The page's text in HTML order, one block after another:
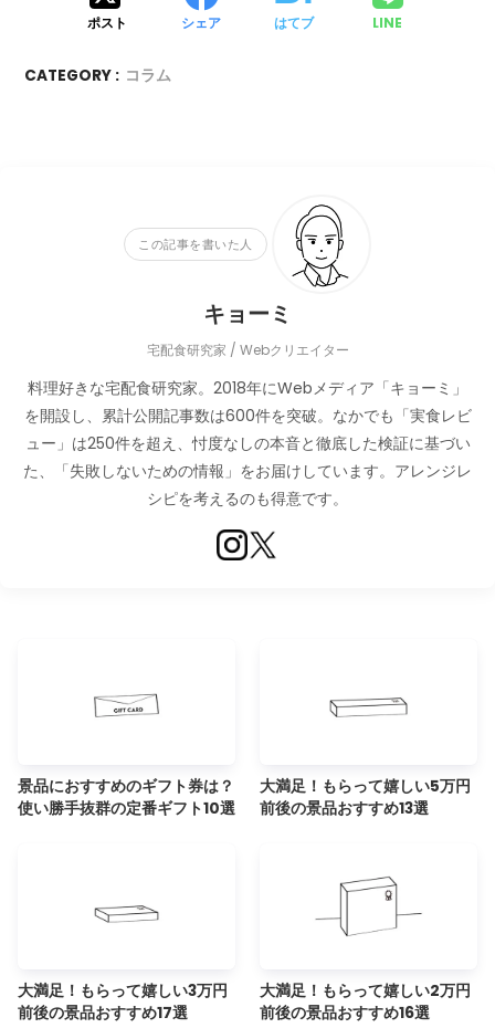
ポスト シェア はてブ LINE
CATEGORY : コラム
この記事を書いた人
キョーミ
宅配食研究家 / Webクリエイター
料理好きな宅配食研究家。2018年にWebメディア「キョーミ」
を開設し、累計公開記事数は600件を突破。なかでも「実食レビ
ュー」は250件を超え、忖度なしの本音と徹底した検証に基づい
た、「失敗しないための情報」をお届けしています。アレンジレ
シピを考えるのも得意です。
景品におすすめのギフト券は？
使い勝手抜群の定番ギフト10選
大満足！もらって嬉しい5万円
前後の景品おすすめ13選
大満足！もらって嬉しい3万円
前後の景品おすすめ17選
大満足！もらって嬉しい2万円
前後の景品おすすめ16選